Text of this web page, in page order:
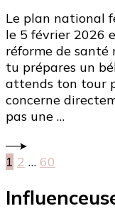
Le plan national
le 5 février 2026
réforme de santé
tu prépares un
attends ton tour
concerne
pas une …
Pagination
des
Page
1 Page
2 … Page
60